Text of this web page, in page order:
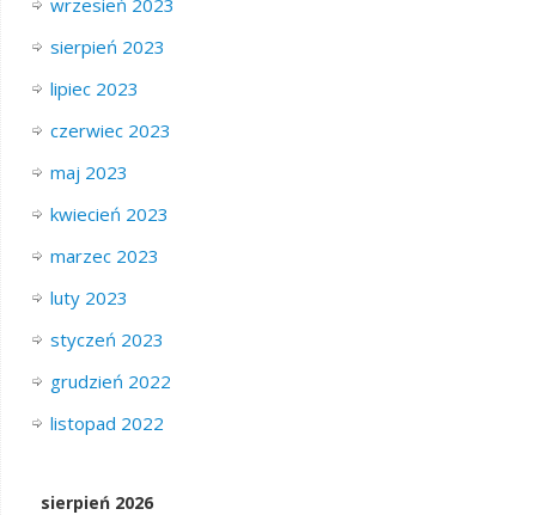
wrzesień 2023
sierpień 2023
lipiec 2023
czerwiec 2023
maj 2023
kwiecień 2023
marzec 2023
luty 2023
styczeń 2023
grudzień 2022
listopad 2022
sierpień 2026